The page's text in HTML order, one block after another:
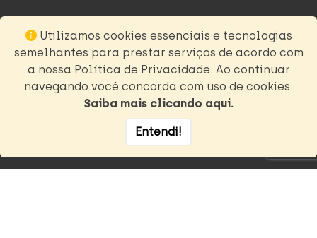
Utilizamos cookies essenciais e tecnologias
semelhantes para prestar serviços de acordo com
a nossa Política de Privacidade. Ao continuar
navegando você concorda com uso de cookies.
Saiba mais clicando aqui.
Entendi!